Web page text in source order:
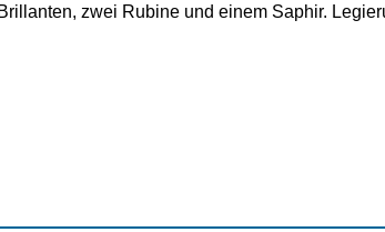
zwei Rubine und einem Saphir.